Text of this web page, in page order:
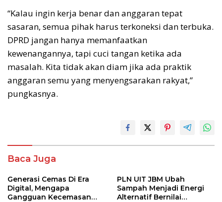
“Kalau ingin kerja benar dan anggaran tepat
sasaran, semua pihak harus terkoneksi dan terbuka.
DPRD jangan hanya memanfaatkan
kewenangannya, tapi cuci tangan ketika ada
masalah. Kita tidak akan diam jika ada praktik
anggaran semu yang menyengsarakan rakyat,”
pungkasnya.
Baca Juga
Generasi Cemas Di Era
Digital, Mengapa
Gangguan Kecemasan
PLN UIT JBM Ubah
Sampah Menjadi Energi
Alternatif Bernilai